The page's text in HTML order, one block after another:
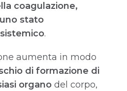
coagulazione,
stato
.
aumenta in modo
di formazione di
organo del corpo,